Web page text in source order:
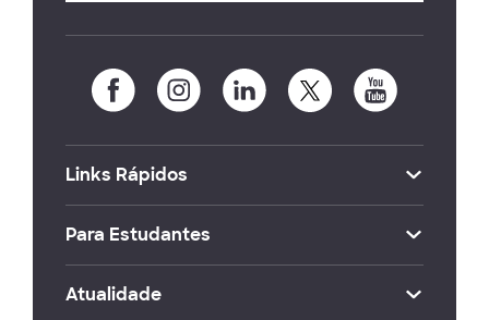
Links Rápidos
Para Estudantes
Atualidade